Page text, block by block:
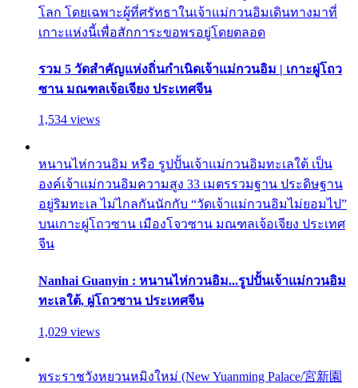
โลก โดยเฉพาะผู้ที่ศรัทธาในเจ้าแม่กวนอิมเดินทางมาที่
เกาะแห่งนี้เพื่อสักการะขอพรอยู่โดยตลอด
รวม 5 วัดสำคัญแห่งถิ่นกำเนิดเจ้าแม่กวนอิม | เกาะผู่โถว
ซาน มณฑลเจ้อเจียง ประเทศจีน
1,534 views
หนานไห่กวนอิม หรือ รูปปั้นเจ้าแม่กวนอิมทะเลใต้ เป็น
องค์เจ้าแม่กวนอิมความสูง 33 เมตรรวมฐาน ประดิษฐาน
อยู่ริมทะเล ไม่ไกลกันนักกับ “วัดเจ้าแม่กวนอิมไม่ยอมไป”
บนเกาะผู่โถวซาน เมืองโจวซาน มณฑลเจ้อเจียง ประเทศ
จีน
Nanhai Guanyin : หนานไห่กวนอิม...รูปปั้นเจ้าแม่กวนอิม
ทะเลใต้, ผู่โถวซาน ประเทศจีน
1,029 views
พระราชวังหยวนหมิงใหม่ (New Yuanming Palace/宮新園